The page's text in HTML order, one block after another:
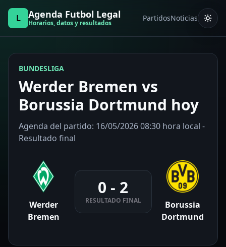
L Agenda Futbol Legal
Horarios, datos y resultados
PartidosNoticias
BUNDESLIGA
Werder Bremen vs
Borussia Dortmund hoy
Agenda del partido: 16/05/2026 08:30 hora local -
Resultado final
Werder
Bremen
0 - 2
RESULTADO FINAL
Borussia
Dortmund